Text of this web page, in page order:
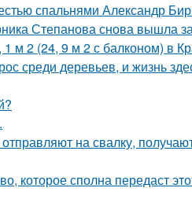
спальнями Александр
Степанова снова вышла
м 2 (24, 9 м 2 с балконом) в
среди деревьев, и жизнь
на свалку,
которое сполна передаст